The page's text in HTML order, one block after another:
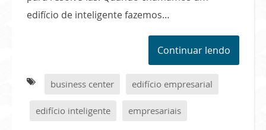
edifício de inteligente fazemos…
Continuar lendo
business center edifício empresarial
edifício inteligente empresariais